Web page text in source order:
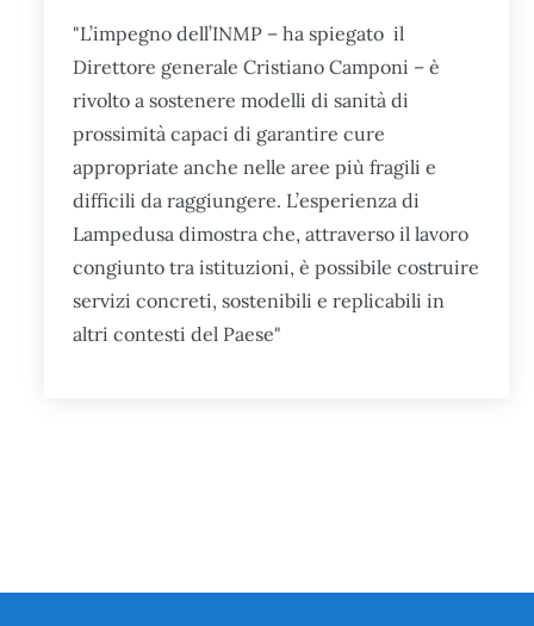
"L’impegno dell’INMP – ha spiegato il
Direttore generale Cristiano Camponi – è
rivolto a sostenere modelli di sanità di
prossimità capaci di garantire cure
appropriate anche nelle aree più fragili e
difficili da raggiungere. L’esperienza di
Lampedusa dimostra che, attraverso il lavoro
congiunto tra istituzioni, è possibile costruire
servizi concreti, sostenibili e replicabili in
altri contesti del Paese"